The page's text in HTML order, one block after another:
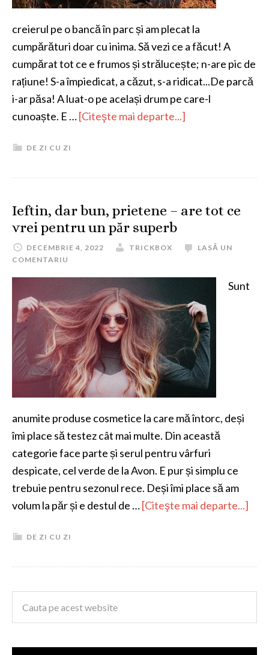
creierul pe o bancă în parc și am plecat la
cumpărături doar cu inima. Să vezi ce a făcut! A
cumpărat tot ce e frumos și strălucește; n-are pic de
rațiune! S-a împiedicat, a căzut, s-a ridicat...De parcă
i-ar păsa! A luat-o pe același drum pe care-l
cunoaște. E …[Citeşte mai departe...]
DE ZI CU ZI
Ieftin, dar bun, prietene – are tot ce
vrei pentru un păr superb
DECEMBRIE 4, 2022 TRICKBOX
LASĂ UN
COMENTARIU
Sunt
anumite produse cosmetice la care mă întorc, deși
îmi place să testez cât mai multe. Din această
categorie face parte și serul pentru vârfuri
despicate, cel verde de la Avon. E pur și simplu ce
trebuie pentru sezonul rece. Deși îmi place să am
volum la păr și e destul de …[Citeşte mai departe...]
DE ZI CU ZI